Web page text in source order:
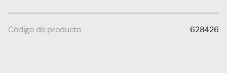
Código de producto 628426